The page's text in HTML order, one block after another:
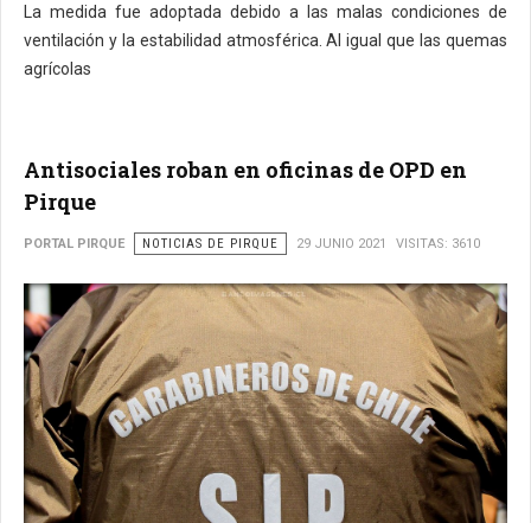
La medida fue adoptada debido a las malas condiciones de
ventilación y la estabilidad atmosférica. Al igual que las quemas
agrícolas
Antisociales roban en oficinas de OPD en
Pirque
PORTAL PIRQUE NOTICIAS DE PIRQUE 29 JUNIO 2021 VISITAS: 3610